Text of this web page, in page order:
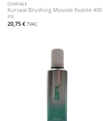
COIFFAGE
Kursaal Brushing Mousse fixante 400
ml
20,75 € TVAC